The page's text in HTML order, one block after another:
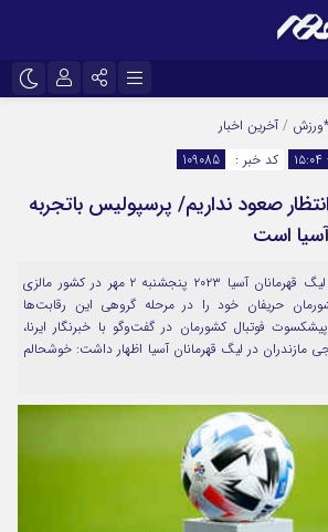
ایتا
*ورزش / آخرین اخبار
کد خبر : 109085
صعود نداریم/ پرسپولیس باتجربه
است
قرعه کشی رقابت‌های لیگ قهرمانان آسیا ۲۰۲۳ پنجشنبه ۲ مهر در کشور مالزی
حریفان خود را در مرحله گروهی این رقابت‌ها
فوتبال کشورمان در گفت‌وگو با خبرنگار ایرنا،
مازندران در لیگ قهرمانان آسیا اظهار داشت: خوشحالم